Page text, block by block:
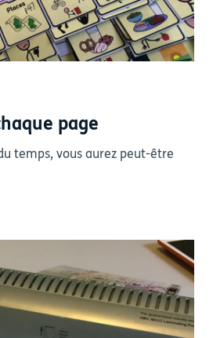
page
temps, vous aurez peut-être